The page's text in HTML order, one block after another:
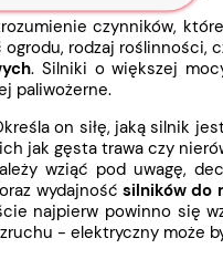
czynników,
rodzaj
. Silniki o większej
paliwożerne.
on siłę, jaką silnik
jak gęsta trawa czy
wziąć pod uwagę,
wydajność silników do
najpierw powinno się
- elektryczny może